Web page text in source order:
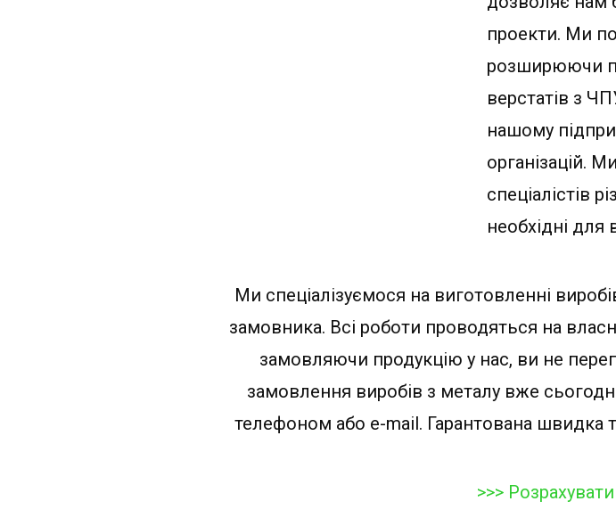
проекти. Ми
розширюючи
верстатів з
нашому
організацій.
спеціалістів
необхідні
Ми спеціалізуємося на виготовленні
замовника. Всі роботи проводяться на
замовляючи продукцію у нас, ви не
замовлення виробів з металу вже
телефоном або e-mail. Гарантована швидка
>>>